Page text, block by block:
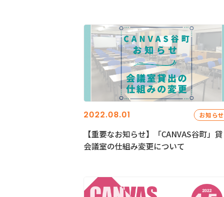
2022.08.01 お知らせ
【重要なお知らせ】「CANVAS谷町」貸
会議室の仕組み変更について